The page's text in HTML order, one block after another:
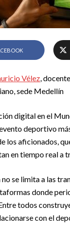
Vélez,
sede Medellín
digital en el
deportivo
los aficionados,
en tiempo real a
no se limita a las
donde
todos
con el